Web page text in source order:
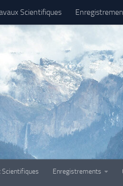
Scientifiques
Scientifiques Enregistrements